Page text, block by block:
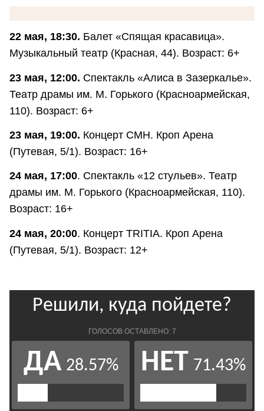
22 мая, 18:30. Балет «Спящая красавица».
Музыкальный театр (Красная, 44). Возраст: 6+
23 мая, 12:00. Спектакль «Алиса в Зазеркалье».
Театр драмы им. М. Горького (Красноармейская,
110). Возраст: 6+
23 мая, 19:00. Концерт СМН. Кроп Арена
(Путевая, 5/1). Возраст: 16+
24 мая, 17:00. Спектакль «12 стульев». Театр
драмы им. М. Горького (Красноармейская, 110).
Возраст: 16+
24 мая, 20:00. Концерт TRITIA. Кроп Арена
(Путевая, 5/1). Возраст: 12+